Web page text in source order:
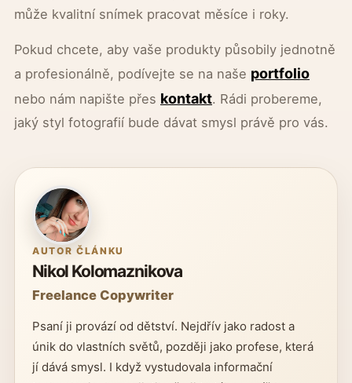
může kvalitní snímek pracovat měsíce i roky.
Pokud chcete, aby vaše produkty působily jednotně
a profesionálně, podívejte se na naše portfolio
nebo nám napište přes kontakt. Rádi probereme,
jaký styl fotografií bude dávat smysl právě pro vás.
AUTOR ČLÁNKU
Nikol Kolomaznikova
Freelance Copywriter
Psaní ji provází od dětství. Nejdřív jako radost a
únik do vlastních světů, později jako profese, která
jí dává smysl. I když vystudovala informační